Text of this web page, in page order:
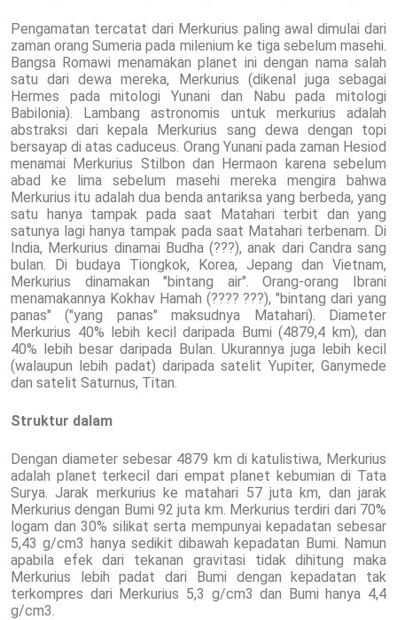
Pengamatan tercatat dari Merkurius paling awal dimulai dari
zaman orang Sumeria pada milenium ke tiga sebelum masehi.
Bangsa Romawi menamakan planet ini dengan nama salah
satu dari dewa mereka, Merkurius (dikenal juga sebagai
Hermes pada mitologi Yunani dan Nabu pada mitologi
Babilonia). Lambang astronomis untuk merkurius adalah
abstraksi dari kepala Merkurius sang dewa dengan topi
bersayap di atas caduceus. Orang Yunani pada zaman Hesiod
menamai Merkurius Stilbon dan Hermaon karena sebelum
abad ke lima sebelum masehi mereka mengira bahwa
Merkurius itu adalah dua benda antariksa yang berbeda, yang
satu hanya tampak pada saat Matahari terbit dan yang
satunya lagi hanya tampak pada saat Matahari terbenam. Di
India, Merkurius dinamai Budha (???), anak dari Candra sang
bulan. Di budaya Tiongkok, Korea, Jepang dan Vietnam,
Merkurius dinamakan "bintang air". Orang-orang Ibrani
menamakannya Kokhav Hamah (???? ???), "bintang dari yang
panas" ("yang panas" maksudnya Matahari). Diameter
Merkurius 40% lebih kecil daripada Bumi (4879,4 km), dan
40% lebih besar daripada Bulan. Ukurannya juga lebih kecil
(walaupun lebih padat) daripada satelit Yupiter, Ganymede
dan satelit Saturnus, Titan.
Struktur dalam
Dengan diameter sebesar 4879 km di katulistiwa, Merkurius
adalah planet terkecil dari empat planet kebumian di Tata
Surya. Jarak merkurius ke matahari 57 juta km, dan jarak
Merkurius dengan Bumi 92 juta km. Merkurius terdiri dari 70%
logam dan 30% silikat serta mempunyai kepadatan sebesar
5,43 g/cm3 hanya sedikit dibawah kepadatan Bumi. Namun
apabila efek dari tekanan gravitasi tidak dihitung maka
Merkurius lebih padat dari Bumi dengan kepadatan tak
terkompres dari Merkurius 5,3 g/cm3 dan Bumi hanya 4,4
g/cm3.